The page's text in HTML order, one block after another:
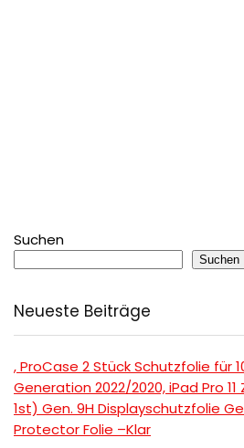
Suchen
Suchen
Neueste Beiträge
, ProCase 2 Stück Schutzfolie für
Generation 2022/2020, iPad Pro
1st) Gen. 9H Displayschutzfolie
Protector Folie –Klar